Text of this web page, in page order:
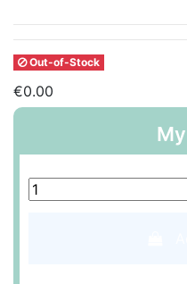
Out-of-Stock
€0.00